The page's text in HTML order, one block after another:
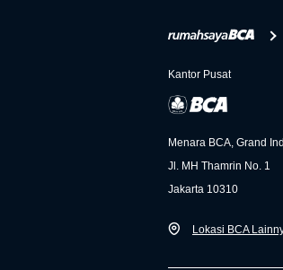
Kantor Pusat
Menara BCA, Grand
Jl. MH Thamrin No. 1
Jakarta 10310
Lokasi BCA